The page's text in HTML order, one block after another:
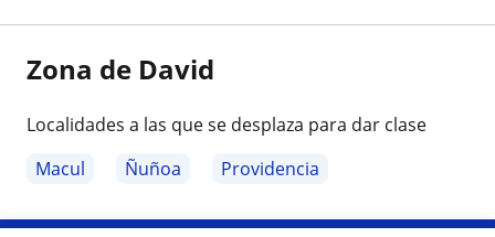
Zona de David
Localidades a las que se desplaza para dar clase
Macul
Ñuñoa Providencia